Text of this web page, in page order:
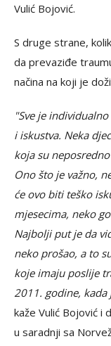
Vulić Bojović.
S druge strane,
da prevaziđe
načina na koji je
"Sve je
i iskustva. Neka
koja su
Ono što je važno,
će ovo biti teško
mjesecima, neko
Najbolji put je da
neko prošao, a to
koje imaju poslije
2011. godine,
kaže Vulić Bojović i
u saradnji sa